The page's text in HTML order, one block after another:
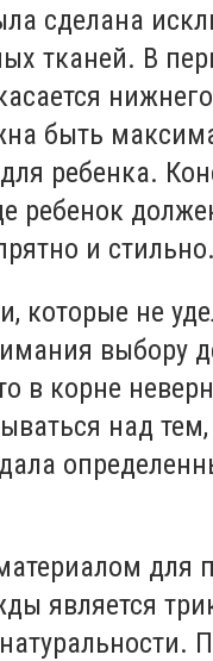
сделана
тканей. В
быть
ребенка.
ребенок
и стильно.
которые не
выбору
в корне
над
для
является